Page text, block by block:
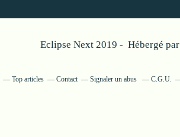
Eclipse Next 2019 - Hébergé par
Top articles Contact Signaler un abus C.G.U.